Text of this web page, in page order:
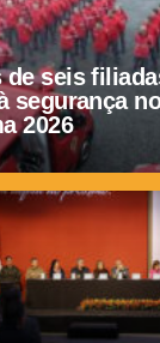
seis
segurança
2026